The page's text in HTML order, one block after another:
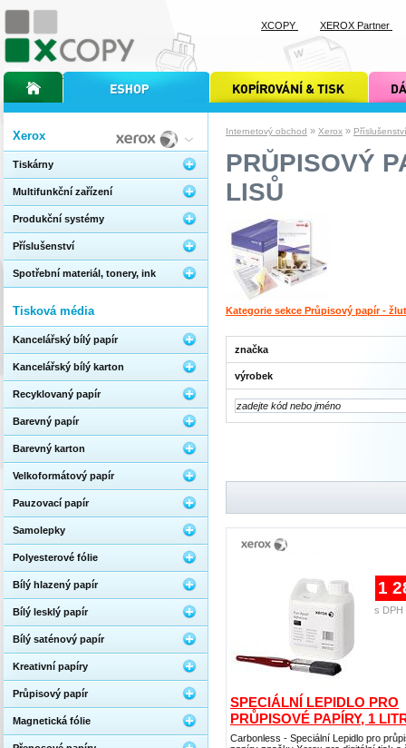
Internetový obchod » Xerox » Příslušenství
PRŮPISOVÝ
LISŮ
Kategorie sekce Průpisový papír -
značka
výrobek
SPECIÁLNÍ LEPIDLO PRO
PRŮPISOVÉ PAPÍRY, 1
Carbonless - Speciální Lepidlo pro
1
s DPH
Xerox
Tiskárny
Multifunkční zařízení
Produkční systémy
Příslušenství
Spotřební materiál, tonery, ink
Tisková média
Kancelářský bílý papír
Kancelářský bílý karton
Recyklovaný papír
Barevný papír
Barevný karton
Velkoformátový papír
Pauzovací papír
Samolepky
Polyesterové fólie
Bílý hlazený papír
Bílý lesklý papír
Bílý saténový papír
Kreativní papíry
Průpisový papír
Magnetická fólie
úvodní stránka xcopyinternetový obchod xcopy kopírování a tisk xcopy dárkové
XCOPY XEROX Partner